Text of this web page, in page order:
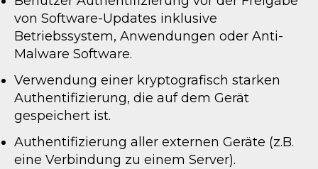
von Software-Updates inklusive
Betriebssystem, Anwendungen oder Anti-
Malware Software.
Verwendung einer kryptografisch starken
Authentifizierung, die auf dem Gerät
gespeichert ist.
Authentifizierung aller externen Geräte (z.B.
eine Verbindung zu einem Server).